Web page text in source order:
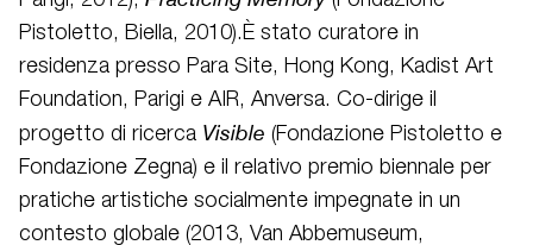
Pistoletto, Biella, 2010).È stato curatore in
residenza presso Para Site, Hong Kong, Kadist Art
Foundation, Parigi e AIR, Anversa. Co-dirige il
progetto di ricerca Visible (Fondazione Pistoletto e
Fondazione Zegna) e il relativo premio biennale per
pratiche artistiche socialmente impegnate in un
contesto globale (2013, Van Abbemuseum,